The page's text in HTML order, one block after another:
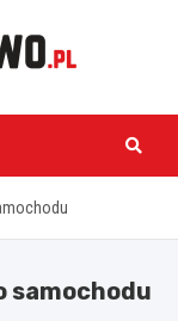
samochodu